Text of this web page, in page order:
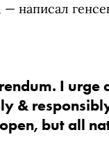
написал
I
&
open, but all